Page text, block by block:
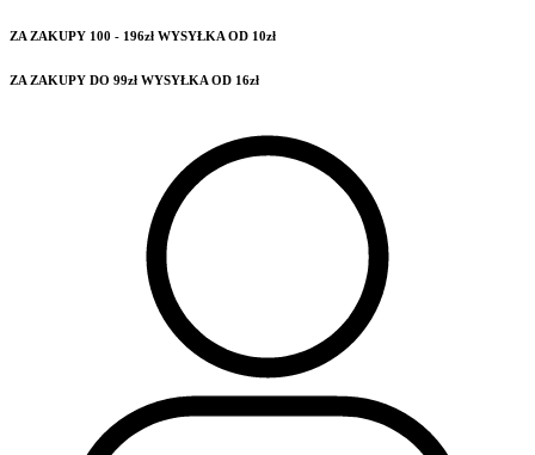
ZA ZAKUPY 100 - 196zł WYSYŁKA OD 10zł
ZA ZAKUPY DO 99zł WYSYŁKA OD 16zł